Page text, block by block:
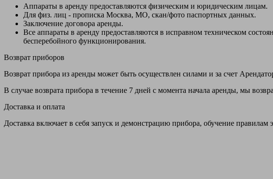
Аппараты в аренду предоставляются физическим и юридическим лицам.
Для физ. лиц - прописка Москва, МО, скан/фото паспортных данных.
Заключение договора аренды.
Все аппараты в аренду предоставляются в исправном техническом
бесперебойного функционирования.
Возврат приборов
Возврат прибора из аренды может быть осуществлен силами и за счет
В случае возврата прибора в течение 7 дней с момента начала аренды, мы
Доставка и оплата
Доставка включает в себя запуск и демонстрацию прибора, обучение правилам